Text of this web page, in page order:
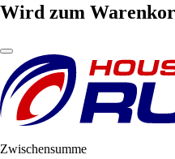
Wird zum
Zwischensumme